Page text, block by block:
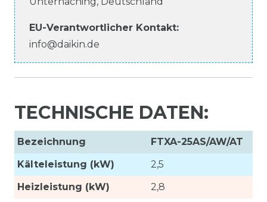
EU-Verantwortlicher Kontakt:
info@daikin.de
TECHNISCHE DATEN:
Bezeichnung
FTXA-25AS/AW/AT
Kälteleistung (kW)
2,5
Heizleistung (kW)
2,8